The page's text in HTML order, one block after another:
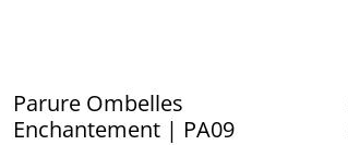
Parure Ombelles
Enchantement | PA09